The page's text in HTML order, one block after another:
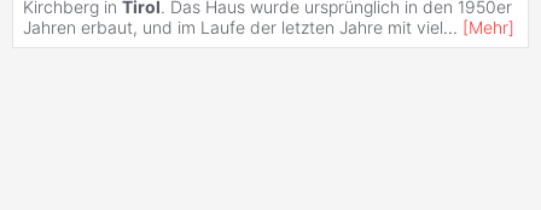
Kirchberg in Tirol. Das Haus wurde ursprünglich in den 1950er
Jahren erbaut, und im Laufe der letzten Jahre mit viel... [Mehr]